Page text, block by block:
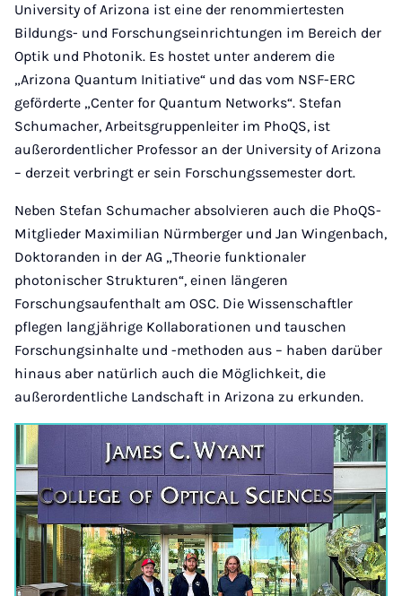
University of Arizona ist eine der renommiertesten
Bildungs- und Forschungseinrichtungen im Bereich der
Optik und Photonik. Es hostet unter anderem die
„Arizona Quantum Initiative“ und das vom NSF-ERC
geförderte „Center for Quantum Networks“. Stefan
Schumacher, Arbeitsgruppenleiter im PhoQS, ist
außerordentlicher Professor an der University of Arizona
– derzeit verbringt er sein Forschungssemester dort.
Neben Stefan Schumacher absolvieren auch die PhoQS-
Mitglieder Maximilian Nürmberger und Jan Wingenbach,
Doktoranden in der AG „Theorie funktionaler
photonischer Strukturen“, einen längeren
Forschungsaufenthalt am OSC. Die Wissenschaftler
pflegen langjährige Kollaborationen und tauschen
Forschungsinhalte und -methoden aus – haben darüber
hinaus aber natürlich auch die Möglichkeit, die
außerordentliche Landschaft in Arizona zu erkunden.